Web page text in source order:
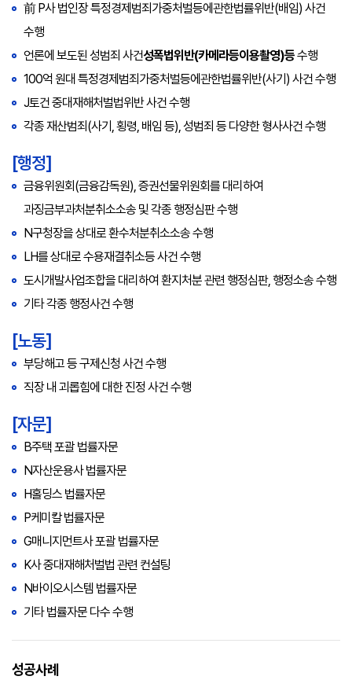
前 P사 법인장 특정경제범죄가중처벌등에관한법률위반(배임) 사건
수행
언론에 보도된 성범죄 사건성폭법위반(카메라등이용촬영)등수행
100억 원대 특정경제범죄가중처벌등에관한법률위반(사기) 사건 수행
J토건 중대재해처벌법위반 사건 수행
각종 재산범죄(사기, 횡령, 배임 등), 성범죄 등 다양한 형사사건 수행
[행정]
금융위원회(금융감독원), 증권선물위원회를 대리하여
과징금부과처분취소소송 및 각종 행정심판 수행
N구청장을 상대로 환수처분취소소송 수행
LH를 상대로 수용재결취소등 사건 수행
도시개발사업조합을 대리하여 환지처분 관련 행정심판, 행정소송 수행
기타 각종 행정사건 수행
[노동]
부당해고 등 구제신청 사건 수행
직장 내 괴롭힘에 대한 진정 사건 수행
[자문]
B주택 포괄 법률자문
N자산운용사 법률자문
H홀딩스 법률자문
P케미칼 법률자문
G매니지먼트사 포괄 법률자문
K사 중대재해처벌법 관련 컨설팅
N바이오시스템 법률자문
기타 법률자문 다수 수행
성공사례